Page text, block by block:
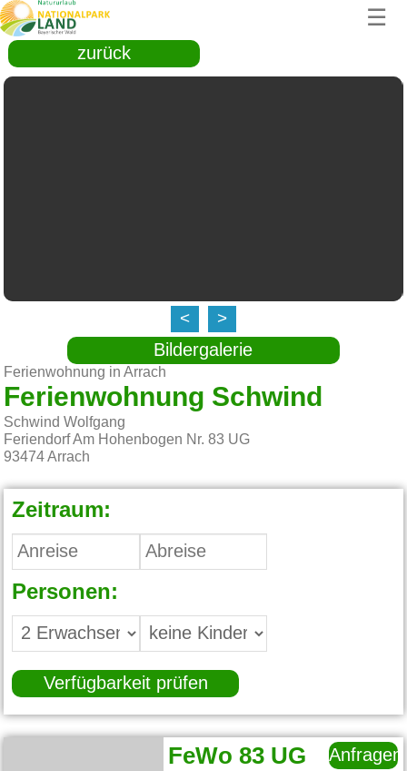
☰
zurück
< >
Bildergalerie
Ferienwohnung in Arrach
Ferienwohnung Schwind
Schwind Wolfgang
Feriendorf Am Hohenbogen Nr. 83 UG
93474 Arrach
Zeitraum:
Personen:
Verfügbarkeit prüfen
FeWo 83 UG Anfragen